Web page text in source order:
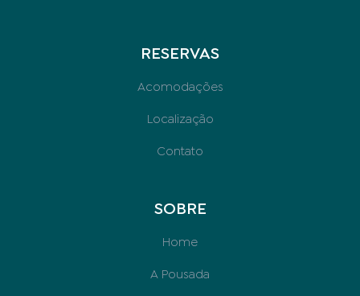
RESERVAS
Acomodações
Localização
Contato
SOBRE
Home
A Pousada